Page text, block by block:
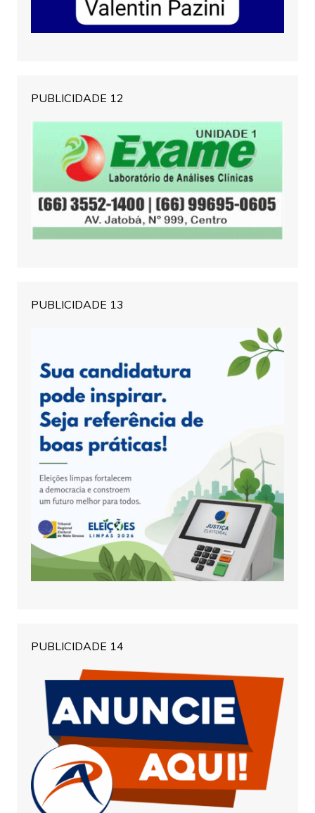
PUBLICIDADE 12
PUBLICIDADE 13
PUBLICIDADE 14